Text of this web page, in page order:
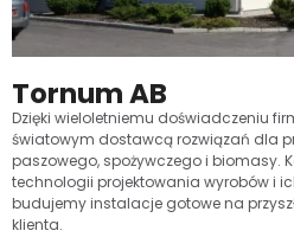
Tornum AB
Dzięki wieloletniemu doświadczeniu
światowym dostawcą rozwiązań dla
paszowego, spożywczego i biomasy.
technologii projektowania wyrobów i
budujemy instalacje gotowe na
klienta.